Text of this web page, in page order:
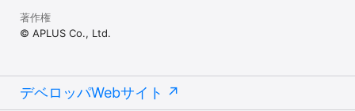
著作権
© APLUS Co., Ltd.
デベロッパWebサイト